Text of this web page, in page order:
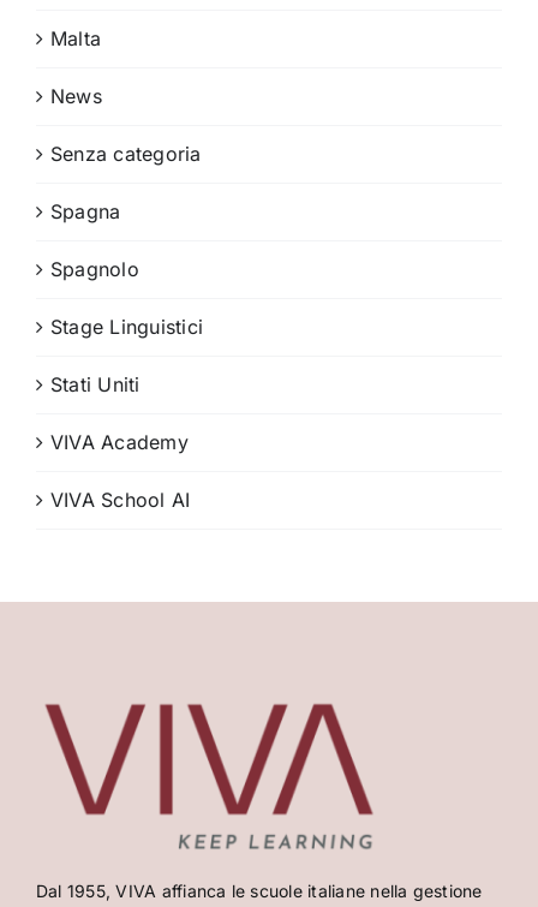
Malta
News
Senza categoria
Spagna
Spagnolo
Stage Linguistici
Stati Uniti
VIVA Academy
VIVA School AI
Dal 1955, VIVA affianca le scuole italiane nella gestione